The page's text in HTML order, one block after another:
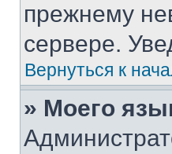
прежнему
сервере.
Вернуться к
» Моего